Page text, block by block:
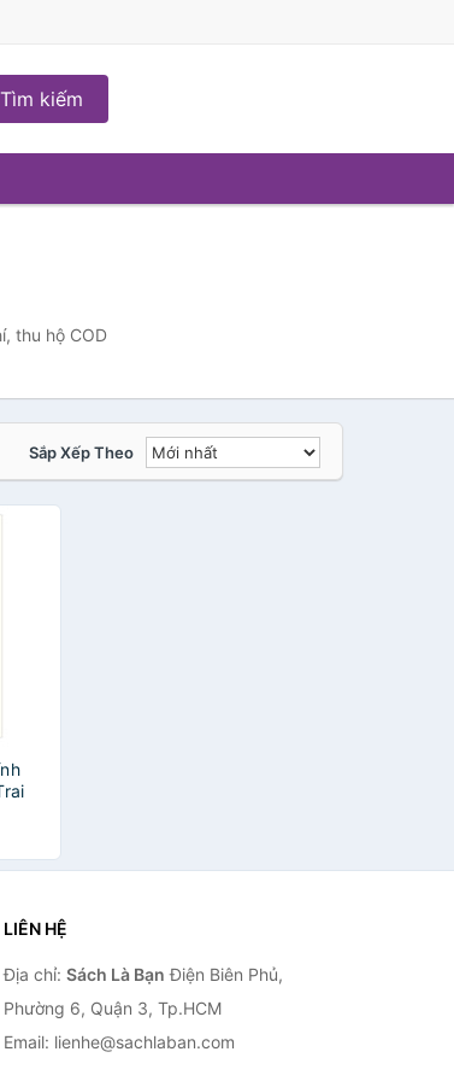
Tìm kiếm
thu hộ COD
Sắp Xếp Theo
LIÊN HỆ
Địa chỉ: Sách Là Bạn Điện Biên Phủ,
Phường 6, Quận 3, Tp.HCM
Email: lienhe@sachlaban.com